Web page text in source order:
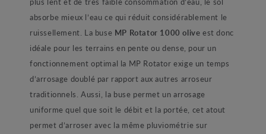
absorbe mieux l’eau ce qui réduit considérablement le
ruissellement. La buse MP Rotator 1000 olive est donc
idéale pour les terrains en pente ou dense, pour un
fonctionnement optimal la MP Rotator exige un temps
d’arrosage doublé par rapport aux autres arroseur
traditionnels. Aussi, la buse permet un arrosage
uniforme quel que soit le débit et la portée, cet atout
permet d’arroser avec la même pluviométrie sur